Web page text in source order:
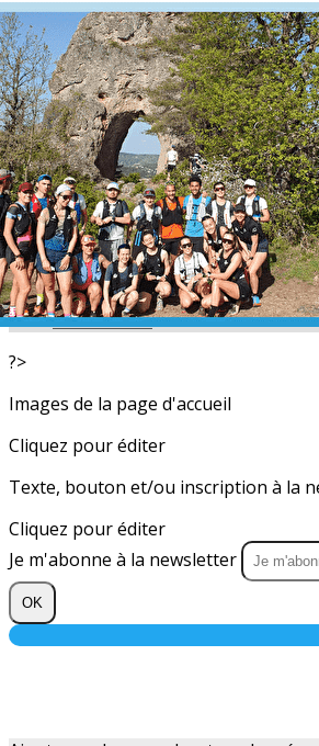
Exporter les lignes sélectionnées
Exporter toutes les colonnes
Exporter uniquement les
Menu
<
>
L'équipe
Nos partenaires
Actualités
Calendrier
Photos
Newsletters
?>
Images de la page d'accueil
Cliquez pour éditer
Texte, bouton et/ou inscription à la
Cliquez pour éditer
Je m'abonne à la newsletter
OK